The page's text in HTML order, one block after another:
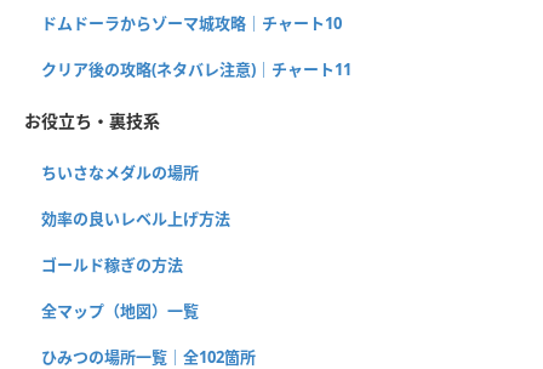
ドムドーラからゾーマ城攻略｜チャート10
クリア後の攻略(ネタバレ注意)｜チャート11
お役立ち・裏技系
ちいさなメダルの場所
効率の良いレベル上げ方法
ゴールド稼ぎの方法
全マップ（地図）一覧
ひみつの場所一覧｜全102箇所